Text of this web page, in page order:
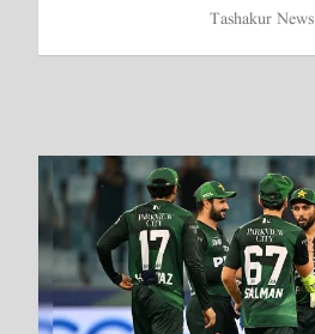
Tashakur News